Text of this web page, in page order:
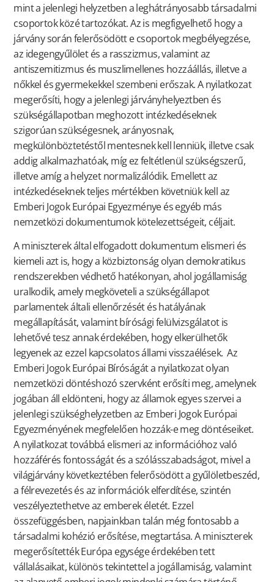
mint a jelenlegi helyzetben a leghátrányosabb társadalmi
csoportok közé tartozókat. Az is megfigyelhető hogy a
járvány során felerősödött e csoportok megbélyegzése,
az idegengyűlölet és a rasszizmus, valamint az
antiszemitizmus és muszlimellenes hozzáállás, illetve a
nőkkel és gyermekekkel szembeni erőszak. A nyilatkozat
megerősíti, hogy a jelenlegi járványhelyeztben és
szükségállapotban meghozott intézkedéseknek
szigorúan szükségesnek, arányosnak,
megkülönböztetéstől mentesnek kell lenniük, illetve csak
addig alkalmazhatóak, míg ez feltétlenül szükségszerű,
illetve amíg a helyzet normalizálódik. Emellett az
intézkedéseknek teljes mértékben követniük kell az
Emberi Jogok Európai Egyezménye és egyéb más
nemzetközi dokumentumok kötelezettségeit, céljait.
A miniszterek által elfogadott dokumentum elismeri és
kiemeli azt is, hogy a közbiztonság olyan demokratikus
rendszerekben védhető hatékonyan, ahol jogállamiság
uralkodik, amely megköveteli a szükségállapot
parlamentek általi ellenőrzését és hatályának
megállapítását, valamint bírósági felülvizsgálatot is
lehetővé tesz annak érdekében, hogy elkerülhetők
legyenek az ezzel kapcsolatos állami visszaélések. Az
Emberi Jogok Európai Bíróságát a nyilatkozat olyan
nemzetközi döntéshozó szervként erősíti meg, amelynek
jogában áll eldönteni, hogy az államok egyes szervei a
jelenlegi szükséghelyzetben az Emberi Jogok Európai
Egyezményének megfelelően hozzák-e meg döntéseiket.
A nyilatkozat továbbá elismeri az információhoz való
hozzáférés fontosságát és a szólásszabadságot, mivel a
világjárvány következtében felerősödött a gyűlöletbeszéd,
a félrevezetés és az információk elferdítése, szintén
veszélyeztethetve az emberek életét. Ezzel
összefüggésben, napjainkban talán még fontosabb a
társadalmi kohézió erősítése, megtartása. A miniszterek
megerősítették Európa egysége érdekében tett
vállalásaikat, különös tekintettel a jogállamiság, valamint